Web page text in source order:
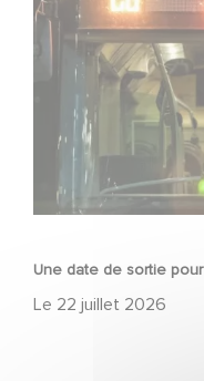
Une date de sortie
Le 22 juillet 2026
Dubosc